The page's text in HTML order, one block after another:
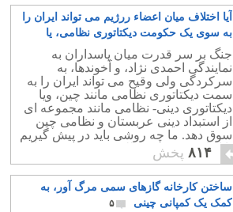
آیا اختلاف میان اعضاء ررژیم می تواند ایران را
به سوی یک حکومت دیکتاتوری نظامی، یا
نظامی – مذهبی سوق دهد؟
۲۶
جنگ بر سر قدرت میان پاسداران به
نمایندگی احمدی نژاد، و آخوندها، به
سرکردگی ولی وقیح می تواند ایران را به
سمت دیکتاتوری نظامی مانند چین، ویا
دیکتاتوری دینی- نظامی مانند مجموعه ای
از استبداد دینی عربستان و نظامی چین
سوق دهد. ما چه روشی باید در پیش گیریم
تا از این دسیسه و طلسم پیش روی رهایی
یابیم؟.
۸۱۴ پخش
ساختن کارخانه گازهای سمی مرگ آور، به
کمک یک کمپانی چینی
۵